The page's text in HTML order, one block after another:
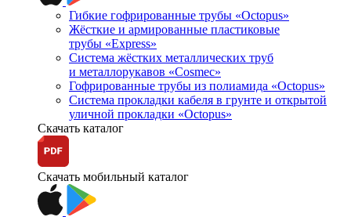
Гибкие гофрированные трубы «Octopus»
Жёсткие и армированные пластиковые
трубы «Express»
Система жёстких металлических труб
и металлорукавов «Cosmec»
Гофрированные трубы из полиамида «Octopus»
Система прокладки кабеля в грунте и открытой
уличной прокладки «Octopus»
Скачать каталог
Скачать мобильный каталог